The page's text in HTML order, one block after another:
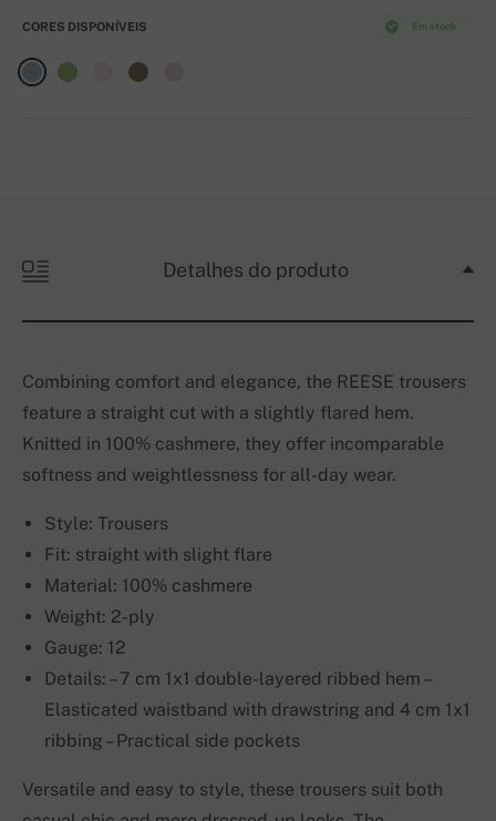
Em stock
CORES DISPONÍVEIS
Detalhes do produto
Combining comfort and elegance, the REESE trousers
feature a straight cut with a slightly flared hem.
Knitted in 100% cashmere, they offer incomparable
softness and weightlessness for all-day wear.
Style: Trousers
Fit: straight with slight flare
Material: 100% cashmere
Weight: 2-ply
Gauge: 12
Details: – 7 cm 1x1 double-layered ribbed hem –
Elasticated waistband with drawstring and 4 cm 1x1
ribbing – Practical side pockets
Versatile and easy to style, these trousers suit both